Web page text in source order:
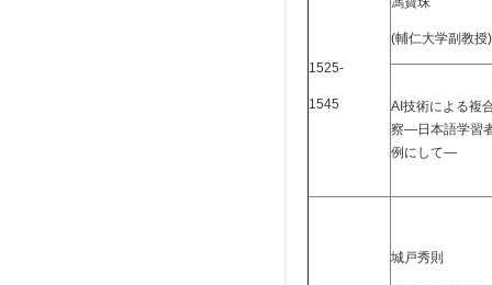
1525-
1545
(輔仁大学副教授)
AI技術による複
察―日本語学習
例にして―
城戸秀則